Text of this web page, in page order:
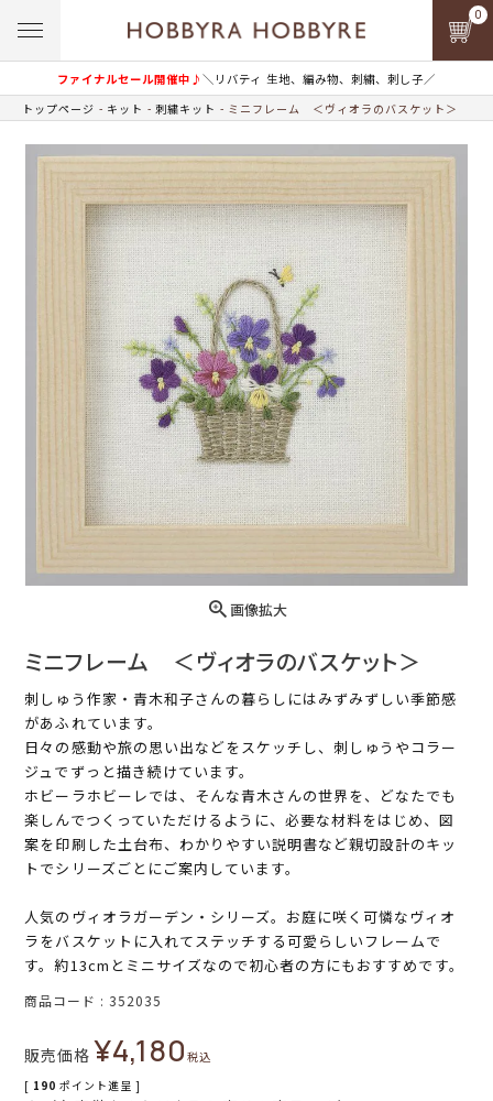
ファイナルセール開催中♪＼リバティ 生地、編み物、刺繍、刺し子／
0
トップページ キット 刺繍キット ミニフレーム ＜ヴィオラのバスケット＞
画像拡大
ミニフレーム ＜ヴィオラのバスケット＞
刺しゅう作家・青木和子さんの暮らしにはみずみずしい季節感
があふれています。
日々の感動や旅の思い出などをスケッチし、刺しゅうやコラー
ジュでずっと描き続けています。
ホビーラホビーレでは、そんな青木さんの世界を、どなたでも
楽しんでつくっていただけるように、必要な材料をはじめ、図
案を印刷した土台布、わかりやすい説明書など親切設計のキッ
トでシリーズごとにご案内しています。
人気のヴィオラガーデン・シリーズ。お庭に咲く可憐なヴィオ
ラをバスケットに入れてステッチする可愛らしいフレームで
す。約13cmとミニサイズなので初心者の方にもおすすめです。
商品コード 352035
販売価格 ¥4,180税込
[ 190 ポイント進呈 ]